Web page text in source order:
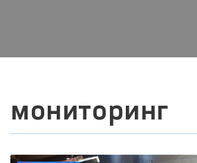
мониторинг